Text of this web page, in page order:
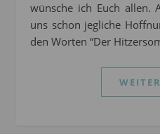
wünsche ich Euch allen.
uns schon jegliche
den Worten “Der